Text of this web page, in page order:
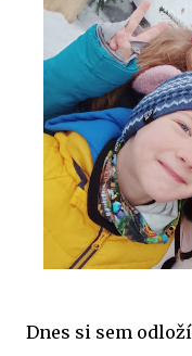
Dnes si sem